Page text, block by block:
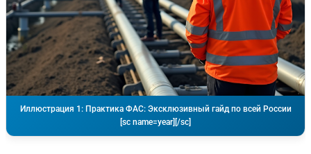
Иллюстрация 1: Практика ФАС: Эксклюзивный гайд по всей России
[sc name=year][/sc]